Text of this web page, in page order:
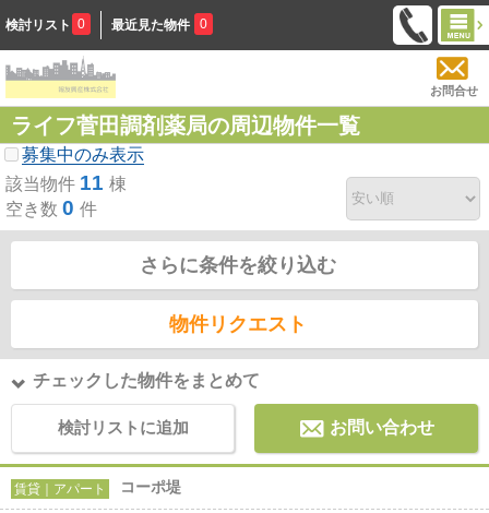
検討リスト 0 最近見た物件 0
お問合せ
ライフ菅田調剤薬局の周辺物件一覧
募集中のみ表示
該当物件 11 棟
空き数 0 件
さらに条件を絞り込む
物件リクエスト
チェックした物件をまとめて
検討リストに追加 お問い合わせ
賃貸｜アパート コーポ堤